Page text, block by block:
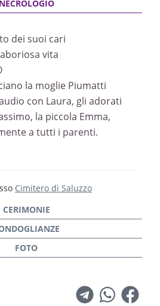
dei suoi cari
vita
la moglie Piumatti
con Laura, gli adorati
la piccola Emma,
a tutti i parenti.
Cimitero di Saluzzo